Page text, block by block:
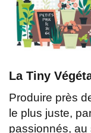
La Tiny
Produire près
le plus juste,
passionnés, au